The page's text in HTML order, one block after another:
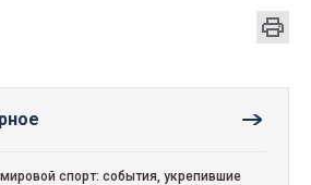
спорт: события, укрепившие